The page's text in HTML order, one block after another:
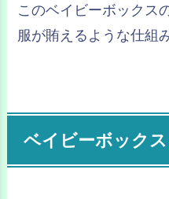
このベイビーボックス
服が賄えるような仕組
ベイビーボック